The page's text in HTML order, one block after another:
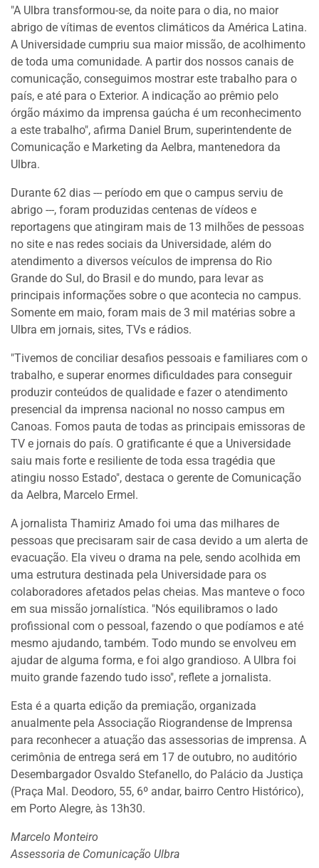
"A Ulbra transformou-se, da noite para o dia, no maior
abrigo de vítimas de eventos climáticos da América Latina.
A Universidade cumpriu sua maior missão, de acolhimento
de toda uma comunidade. A partir dos nossos canais de
comunicação, conseguimos mostrar este trabalho para o
país, e até para o Exterior. A indicação ao prêmio pelo
órgão máximo da imprensa gaúcha é um reconhecimento
a este trabalho", afirma Daniel Brum, superintendente de
Comunicação e Marketing da Aelbra, mantenedora da
Ulbra.
Durante 62 dias --- período em que o campus serviu de
abrigo ---, foram produzidas centenas de vídeos e
reportagens que atingiram mais de 13 milhões de pessoas
no site e nas redes sociais da Universidade, além do
atendimento a diversos veículos de imprensa do Rio
Grande do Sul, do Brasil e do mundo, para levar as
principais informações sobre o que acontecia no campus.
Somente em maio, foram mais de 3 mil matérias sobre a
Ulbra em jornais, sites, TVs e rádios.
"Tivemos de conciliar desafios pessoais e familiares com o
trabalho, e superar enormes dificuldades para conseguir
produzir conteúdos de qualidade e fazer o atendimento
presencial da imprensa nacional no nosso campus em
Canoas. Fomos pauta de todas as principais emissoras de
TV e jornais do país. O gratificante é que a Universidade
saiu mais forte e resiliente de toda essa tragédia que
atingiu nosso Estado", destaca o gerente de Comunicação
da Aelbra, Marcelo Ermel.
A jornalista Thamiriz Amado foi uma das milhares de
pessoas que precisaram sair de casa devido a um alerta de
evacuação. Ela viveu o drama na pele, sendo acolhida em
uma estrutura destinada pela Universidade para os
colaboradores afetados pelas cheias. Mas manteve o foco
em sua missão jornalística. "Nós equilibramos o lado
profissional com o pessoal, fazendo o que podíamos e até
mesmo ajudando, também. Todo mundo se envolveu em
ajudar de alguma forma, e foi algo grandioso. A Ulbra foi
muito grande fazendo tudo isso", reflete a jornalista.
Esta é a quarta edição da premiação, organizada
anualmente pela Associação Riograndense de Imprensa
para reconhecer a atuação das assessorias de imprensa. A
cerimônia de entrega será em 17 de outubro, no auditório
Desembargador Osvaldo Stefanello, do Palácio da Justiça
(Praça Mal. Deodoro, 55, 6º andar, bairro Centro Histórico),
em Porto Alegre, às 13h30.
Marcelo Monteiro
Assessoria de Comunicação Ulbra